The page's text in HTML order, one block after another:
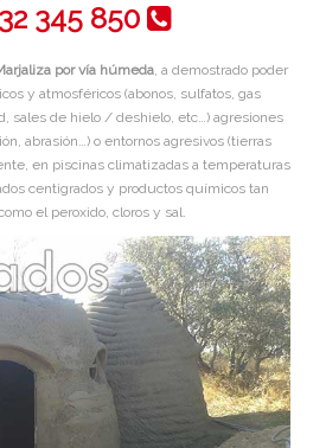
345 850
por vía húmeda, a demostrado poder
y atmosféricos (abonos, sulfatos, gas
sales de hielo / deshielo, etc…) agresiones
abrasión…) o entornos agresivos (tierras
en piscinas climatizadas a temperaturas
centigrados y productos químicos tan
el peroxido, cloros y sal.